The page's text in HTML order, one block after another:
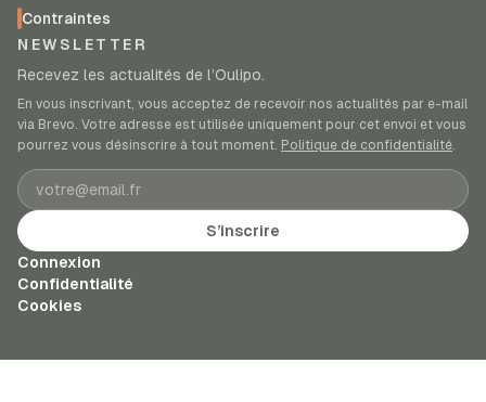
Contraintes
NEWSLETTER
Recevez les actualités de l’Oulipo.
En vous inscrivant, vous acceptez de recevoir nos actualités par e-mail
via Brevo. Votre adresse est utilisée uniquement pour cet envoi et vous
pourrez vous désinscrire à tout moment. Politique de confidentialité.
Adresse e-mail
S’inscrire
Connexion
Confidentialité
Cookies